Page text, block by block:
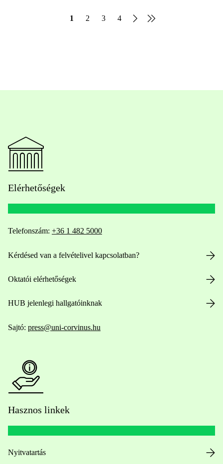
1 2 3 4
Elérhetőségek
Telefonszám: +36 1 482 5000
Kérdésed van a felvételivel kapcsolatban?
Oktatói elérhetőségek
HUB jelenlegi hallgatóinknak
Sajtó: press@uni-corvinus.hu
Hasznos linkek
Nyitvatartás